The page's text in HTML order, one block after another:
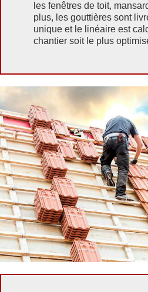
les fenêtres de toit,
plus, les gouttières sont
unique et le linéaire est
chantier soit le plus